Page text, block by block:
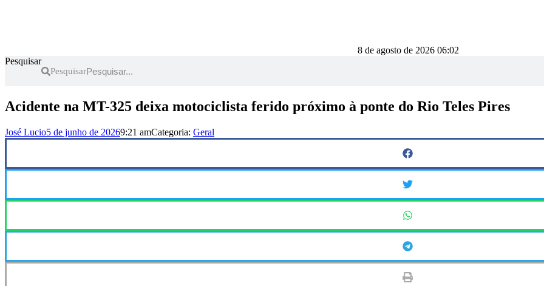
8 de agosto de 2026 06:02
Pesquisar
Pesquisar
Acidente na MT-325 deixa motociclista ferido próximo à ponte do Rio Teles Pires
José Lucio5 de junho de 20269:21 amCategoria: Geral